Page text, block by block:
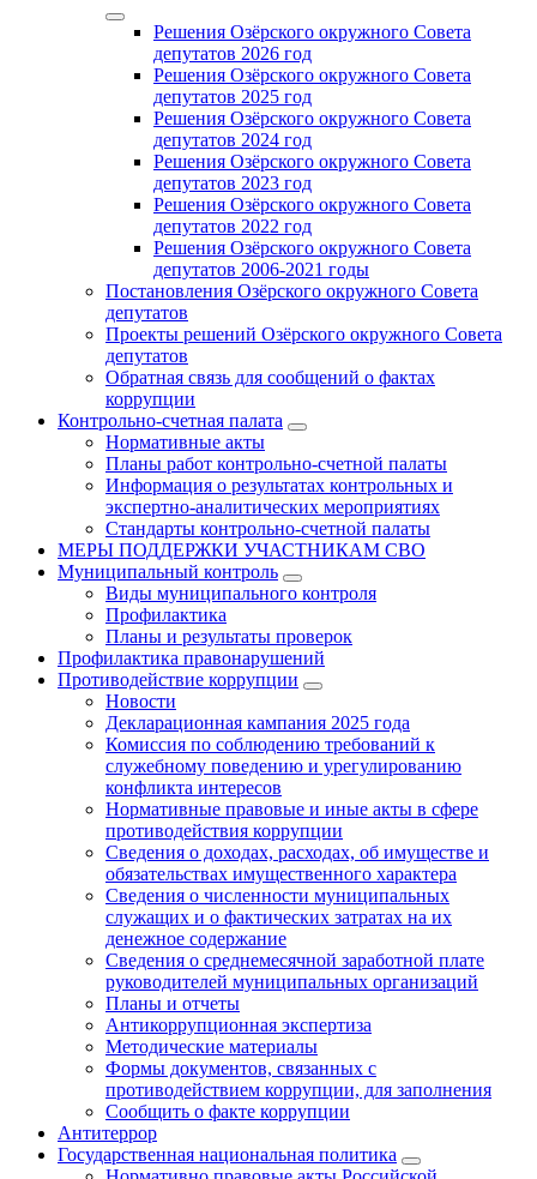
Решения Озёрского окружного Совета
депутатов 2026 год
Решения Озёрского окружного Совета
депутатов 2025 год
Решения Озёрского окружного Совета
депутатов 2024 год
Решения Озёрского окружного Совета
депутатов 2023 год
Решения Озёрского окружного Совета
депутатов 2022 год
Решения Озёрского окружного Совета
депутатов 2006-2021 годы
Постановления Озёрского окружного Совета
депутатов
Проекты решений Озёрского окружного Совета
депутатов
Обратная связь для сообщений о фактах
коррупции
Контрольно-счетная палата
Нормативные акты
Планы работ контрольно-счетной палаты
Информация о результатах контрольных и
экспертно-аналитических мероприятиях
Стандарты контрольно-счетной палаты
МЕРЫ ПОДДЕРЖКИ УЧАСТНИКАМ СВО
Муниципальный контроль
Виды муниципального контроля
Профилактика
Планы и результаты проверок
Профилактика правонарушений
Противодействие коррупции
Новости
Декларационная кампания 2025 года
Комиссия по соблюдению требований к
служебному поведению и урегулированию
конфликта интересов
Нормативные правовые и иные акты в сфере
противодействия коррупции
Сведения о доходах, расходах, об имуществе и
обязательствах имущественного характера
Сведения о численности муниципальных
служащих и о фактических затратах на их
денежное содержание
Сведения о среднемесячной заработной плате
руководителей муниципальных организаций
Планы и отчеты
Антикоррупционная экспертиза
Методические материалы
Формы документов, связанных с
противодействием коррупции, для заполнения
Сообщить о факте коррупции
Антитеррор
Государственная национальная политика